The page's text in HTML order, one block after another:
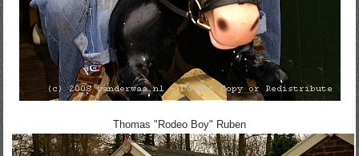
Thomas "Rodeo Boy" Ruben